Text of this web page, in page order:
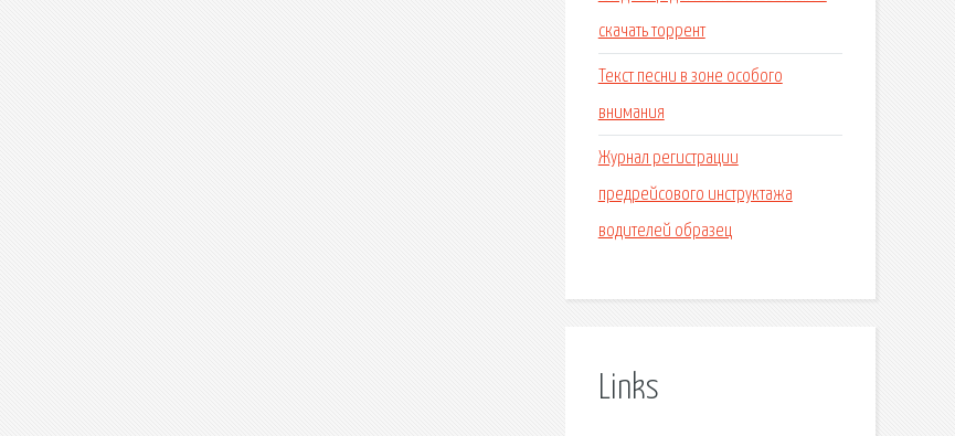
скачать торрент
Текст песни в зоне особого
внимания
Журнал регистрации
предрейсового инструктажа
водителей образец
Links